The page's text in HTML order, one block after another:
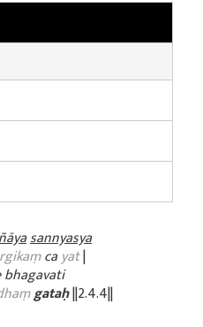
sannyasya
cayat|
bhagavati
gataḥ||2.4.4||